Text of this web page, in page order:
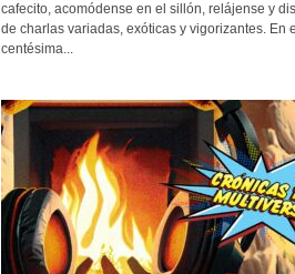
cafecito, acomódense en el sillón, relájense y
de charlas variadas, exóticas y vigorizantes. En
centésima...